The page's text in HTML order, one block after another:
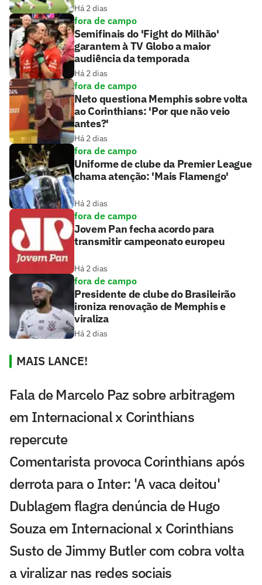
Há 2 dias
fora de campo
Semifinais do 'Fight do Milhão'
garantem à TV Globo a maior
audiência da temporada
Há 2 dias
fora de campo
Neto questiona Memphis sobre volta
ao Corinthians: 'Por que não veio
antes?'
Há 2 dias
fora de campo
Uniforme de clube da Premier League
chama atenção: 'Mais Flamengo'
Há 2 dias
fora de campo
Jovem Pan fecha acordo para
transmitir campeonato europeu
Há 2 dias
fora de campo
Presidente de clube do Brasileirão
ironiza renovação de Memphis e
viraliza
Há 2 dias
MAIS LANCE!
Fala de Marcelo Paz sobre arbitragem
em Internacional x Corinthians
repercute
Comentarista provoca Corinthians após
derrota para o Inter: 'A vaca deitou'
Dublagem flagra denúncia de Hugo
Souza em Internacional x Corinthians
Susto de Jimmy Butler com cobra volta
a viralizar nas redes sociais